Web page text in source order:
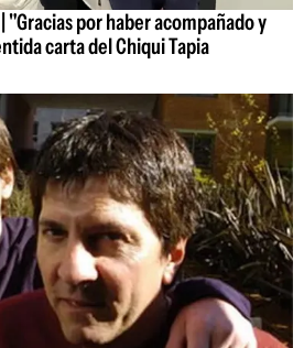
"Gracias por haber acompañado y
carta del Chiqui Tapia